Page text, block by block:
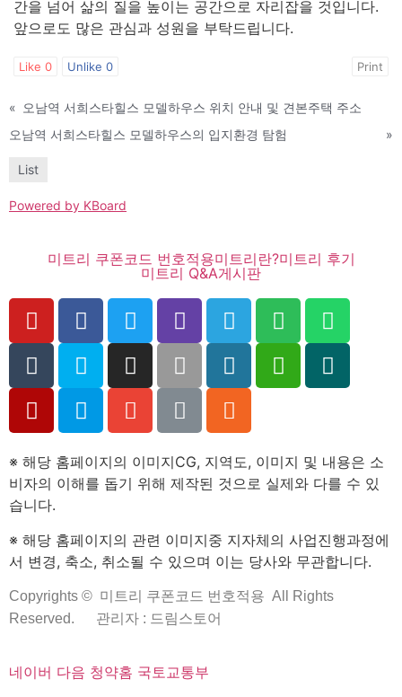
간을 넘어 삶의 질을 높이는 공간으로 자리잡을 것입니다.
앞으로도 많은 관심과 성원을 부탁드립니다.
Like 0 Unlike 0 Print
« 오남역 서희스타힐스 모델하우스 위치 안내 및 견본주택 주소
오남역 서희스타힐스 모델하우스의 입지환경 탐험
»
List
Powered by KBoard
미트리 쿠폰코드 번호적용미트리란?미트리 후기
미트리 Q&A게시판
※ 해당 홈페이지의 이미지CG, 지역도, 이미지 및 내용은 소
비자의 이해를 돕기 위해 제작된 것으로 실제와 다를 수 있
습니다.
※ 해당 홈페이지의 관련 이미지중 지자체의 사업진행과정에
서 변경, 축소, 취소될 수 있으며 이는 당사와 무관합니다.
Copyrights © 미트리 쿠폰코드 번호적용 All Rights
Reserved. 관리자 : 드림스토어
네이버 다음 청약홈 국토교통부